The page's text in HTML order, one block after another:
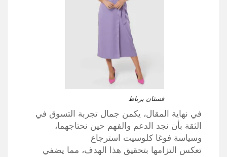
فستان برباط
في نهاية المقال، يكمن جمال تجربة التسوق في
الثقة بأن نجد الدعم والفهم حين نحتاجهما،
وسياسة فوغا كلوسيت استرجاع
تعكس التزامها بتحقيق هذا الهدف، مما يضفي